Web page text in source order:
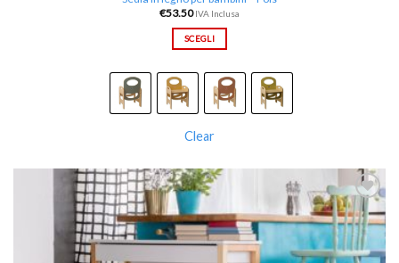
€53.50 IVA Inclusa
SCEGLI
Clear
Aggiungi
alla lista
dei